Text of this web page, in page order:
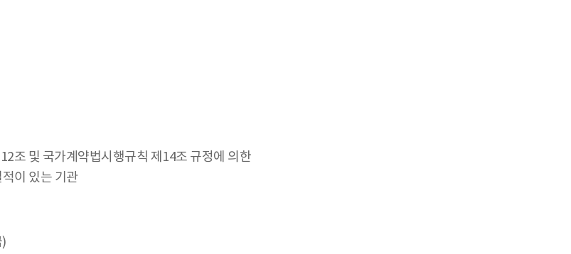
조 및 국가계약법시행규칙 제14조 규정에 의한
이 있는 기관